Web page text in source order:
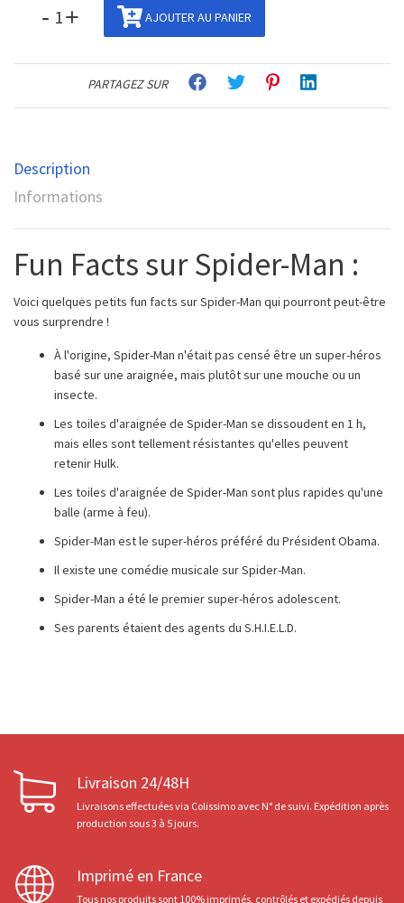
- + AJOUTER AU PANIER
PARTAGEZ SUR
Description
Informations
Fun Facts sur Spider-Man :
Voici quelques petits fun facts sur Spider-Man qui pourront peut-être
vous surprendre !
À l'origine, Spider-Man n'était pas censé être un super-héros
basé sur une araignée, mais plutôt sur une mouche ou un
insecte.
Les toiles d'araignée de Spider-Man se dissoudent en 1 h,
mais elles sont tellement résistantes qu'elles peuvent
retenir Hulk.
Les toiles d'araignée de Spider-Man sont plus rapides qu'une
balle (arme à feu).
Spider-Man est le super-héros préféré du Président Obama.
Il existe une comédie musicale sur Spider-Man.
Spider-Man a été le premier super-héros adolescent.
Ses parents étaient des agents du S.H.I.E.L.D.
Livraison 24/48H
Livraisons effectuées via Colissimo avec N° de suivi. Expédition après
production sous 3 à 5 jours.
Imprimé en France
Tous nos produits sont 100% imprimés, contrôlés et expédiés depuis